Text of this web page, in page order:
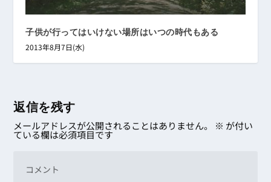
子供が行ってはいけない場所はいつの時代もある
2013年8月7日(水)
返信を残す
メールアドレスが公開されることはありません。 ※ が付い
ている欄は必須項目です